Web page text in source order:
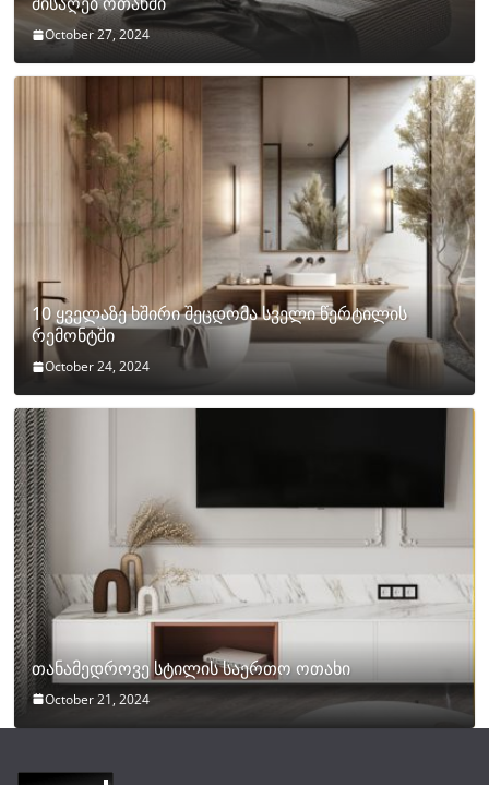
October 27, 2024
10 ყველაზე ხშირი შეცდომა სველი წერტილის
რემონტში
October 24, 2024
თანამედროვე სტილის საერთო ოთახი
October 21, 2024